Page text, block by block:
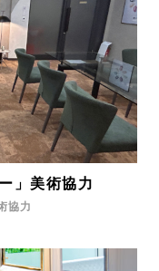
」美術協力
協力